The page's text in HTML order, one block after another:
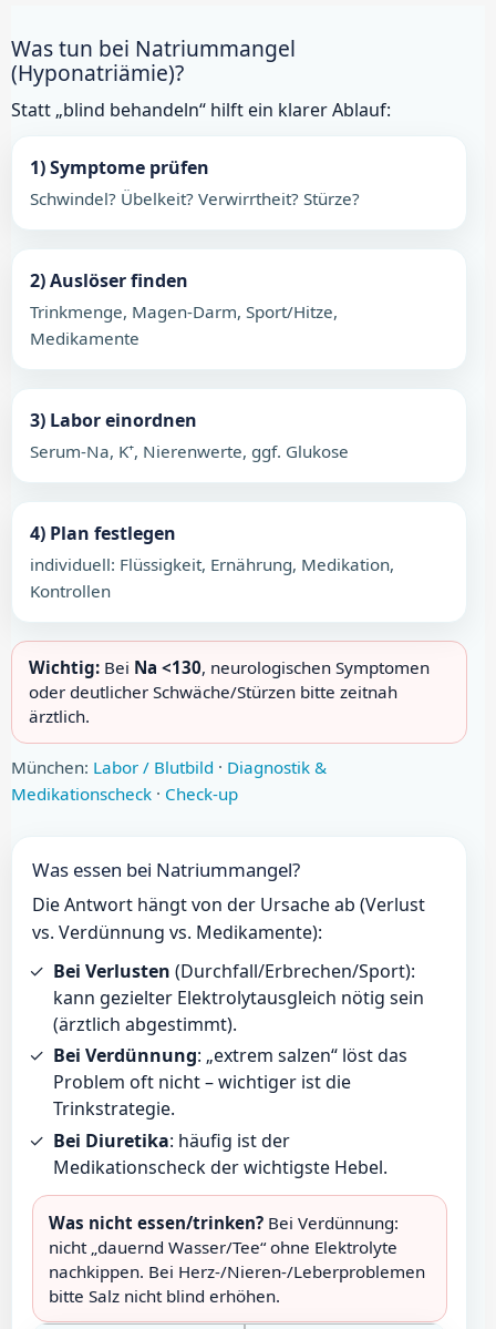
Was tun bei Natriummangel
(Hyponatriämie)?
Statt „blind behandeln“ hilft ein klarer Ablauf:
1) Symptome prüfen
Schwindel? Übelkeit? Verwirrtheit? Stürze?
2) Auslöser finden
Trinkmenge, Magen-Darm, Sport/Hitze,
Medikamente
3) Labor einordnen
Serum-Na, K⁺, Nierenwerte, ggf. Glukose
4) Plan festlegen
individuell: Flüssigkeit, Ernährung, Medikation,
Kontrollen
Wichtig:Bei Na <130, neurologischen Symptomen
oder deutlicher Schwäche/Stürzen bitte zeitnah
ärztlich.
München: Labor / Blutbild · Diagnostik &
Medikationscheck · Check-up
Was essen bei Natriummangel?
Die Antwort hängt von der Ursache ab (Verlust
vs. Verdünnung vs. Medikamente):
Bei Verlusten (Durchfall/Erbrechen/Sport):
kann gezielter Elektrolytausgleich nötig sein
(ärztlich abgestimmt).
Bei Verdünnung: „extrem salzen“ löst das
Problem oft nicht – wichtiger ist die
Trinkstrategie.
Bei Diuretika: häufig ist der
Medikationscheck der wichtigste Hebel.
Was nicht essen/trinken? Bei Verdünnung:
nicht „dauernd Wasser/Tee“ ohne Elektrolyte
nachkippen. Bei Herz-/Nieren-/Leberproblemen
bitte Salz nicht blind erhöhen.